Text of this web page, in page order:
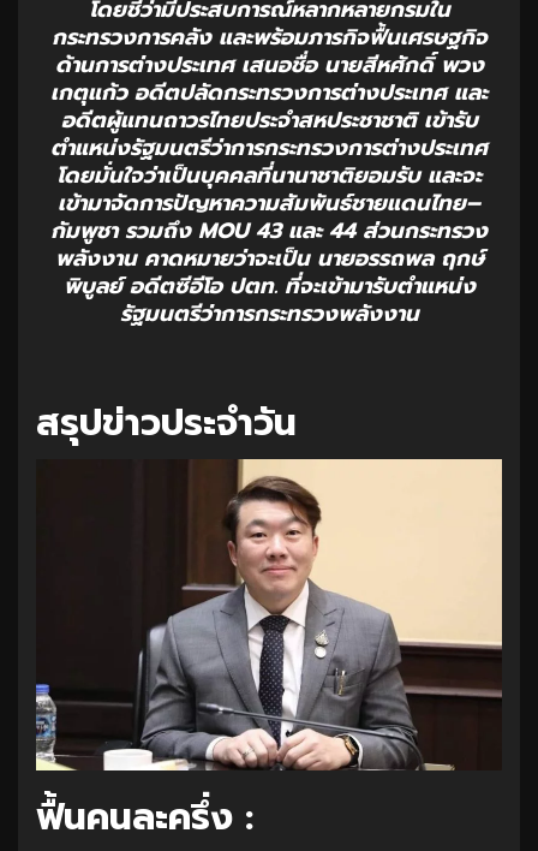
โดยชี้ว่ามีประสบการณ์หลากหลายกรมใน
กระทรวงการคลัง และพร้อมภารกิจฟื้นเศรษฐกิจ
ด้านการต่างประเทศ เสนอชื่อ นายสีหศักดิ์ พวง
เกตุแก้ว อดีตปลัดกระทรวงการต่างประเทศ และ
อดีตผู้แทนถาวรไทยประจำสหประชาชาติ เข้ารับ
ตำแหน่งรัฐมนตรีว่าการกระทรวงการต่างประเทศ
โดยมั่นใจว่าเป็นบุคคลที่นานาชาติยอมรับ และจะ
เข้ามาจัดการปัญหาความสัมพันธ์ชายแดนไทย–
กัมพูชา รวมถึง MOU 43 และ 44 ส่วนกระทรวง
พลังงาน คาดหมายว่าจะเป็น นายอรรถพล ฤกษ์
พิบูลย์ อดีตซีอีโอ ปตท. ที่จะเข้ามารับตำแหน่ง
รัฐมนตรีว่าการกระทรวงพลังงาน
สรุปข่าวประจำวัน
ฟื้นคนละครึ่ง :